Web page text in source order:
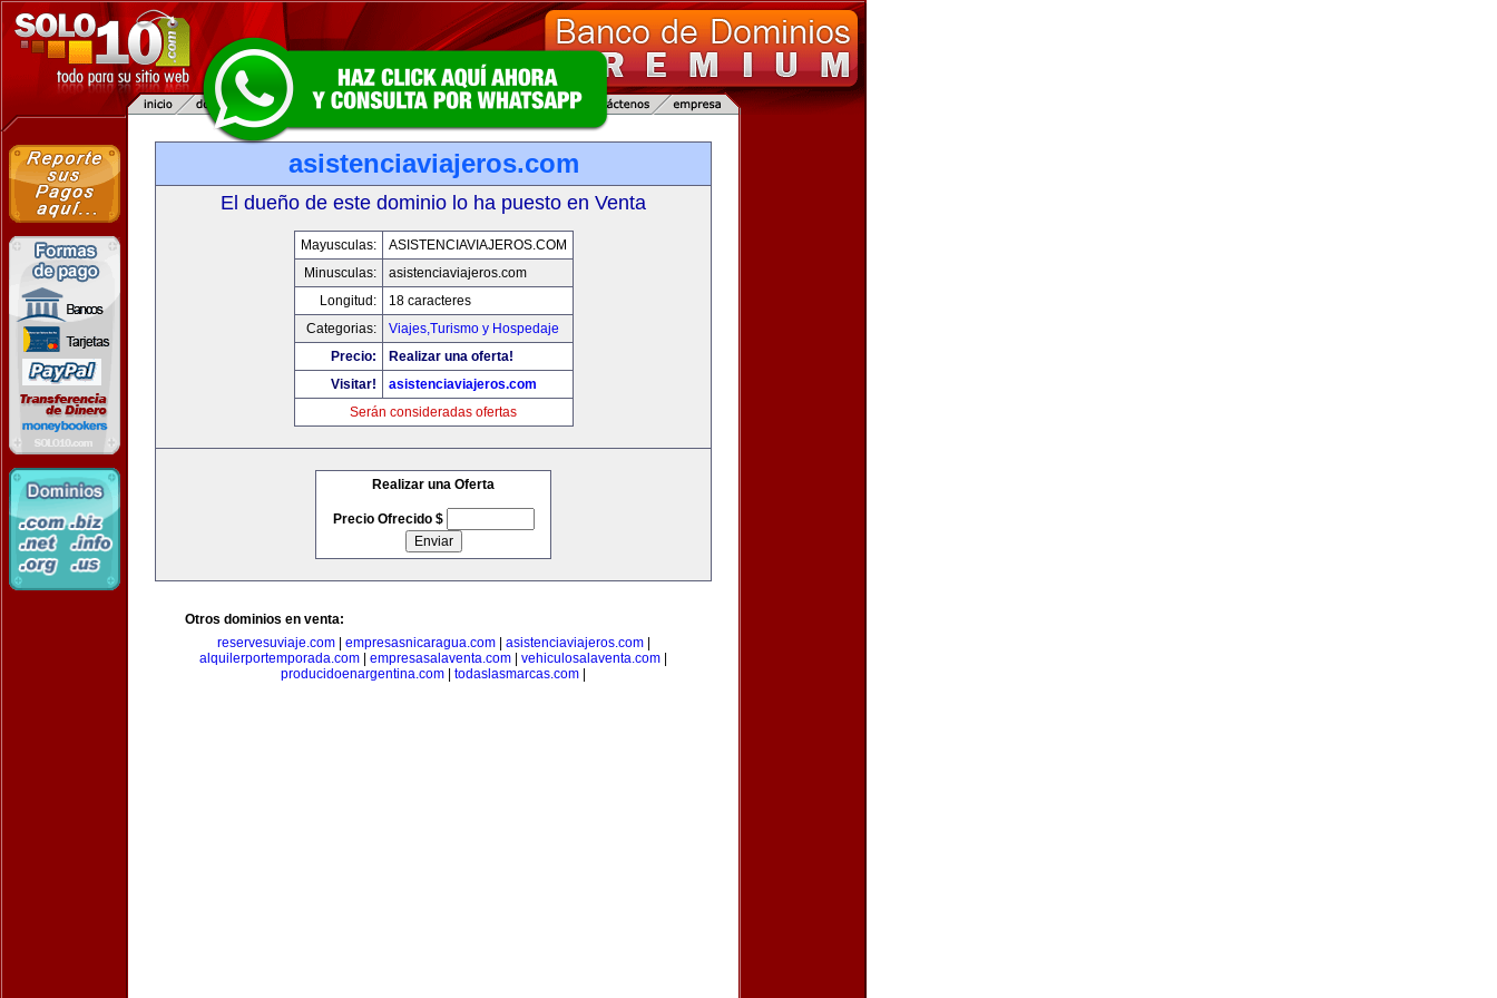
asistenciaviajeros.com
El dueño de este dominio lo ha puesto en Venta
Mayusculas:
ASISTENCIAVIAJEROS.COM
Minusculas:
asistenciaviajeros.com
Longitud:
18 caracteres
Categorias:
Viajes,Turismo y Hospedaje
Precio:
Realizar una oferta!
Visitar!
asistenciaviajeros.com
Serán consideradas ofertas
Realizar una Oferta
Precio Ofrecido $
Otros dominios en venta:
reservesuviaje.com| empresasnicaragua.com| asistenciaviajeros.com|
alquilerportemporada.com
empresasalaventa.com vehiculosalaventa.com
producidoenargentina.com
todaslasmarcas.com